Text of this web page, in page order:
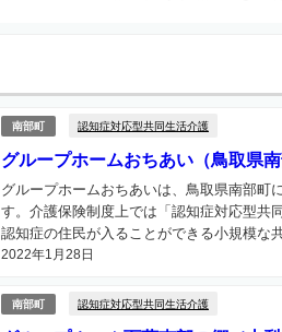
南部町 認知症対応型共同生活介護
グループホームおちあい（鳥取県南
2022年1月28日
グループホームおちあいは、鳥取県南部町
す。介護保険制度上では「認知症対応型共
認知症の住民が入ることができる小規模な
南部町 認知症対応型共同生活介護